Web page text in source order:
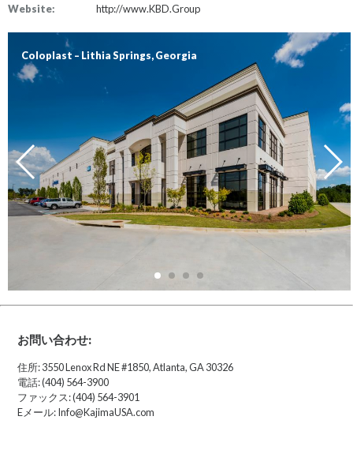
Website:
http://www.KBD.Group
Coloplast – Lithia Springs, Georgia
お問い合わせ:
住所: 3550 Lenox Rd NE #1850, Atlanta, GA 30326
電話: (404) 564-3900
ファックス: (404) 564-3901
Eメール: Info@KajimaUSA.com